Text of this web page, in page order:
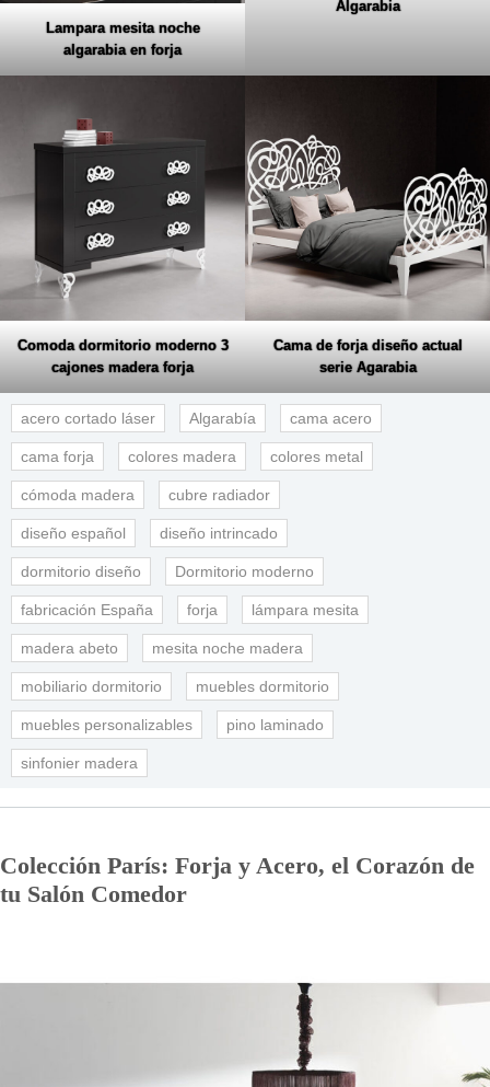
Lampara mesita noche
algarabia en forja
Algarabia
Comoda dormitorio moderno 3
cajones madera forja
Cama de forja diseño actual
serie Agarabia
acero cortado láser Algarabía cama acero
cama forja colores madera colores metal
cómoda madera cubre radiador
diseño español diseño intrincado
dormitorio diseño Dormitorio moderno
fabricación España forja lámpara mesita
madera abeto mesita noche madera
mobiliario dormitorio muebles dormitorio
muebles personalizables pino laminado
sinfonier madera
Colección París: Forja y Acero, el Corazón de
tu Salón Comedor